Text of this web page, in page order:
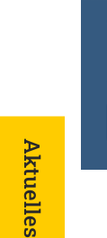
Aktuelles